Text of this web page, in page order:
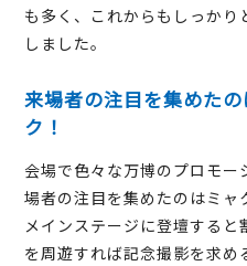
も多く、これからもしっか
しました。
来場者の注目を集めた
ク！
会場で色々な万博のプロモー
場者の注目を集めたのはミャ
メインステージに登壇する
を周遊すれば記念撮影を求め